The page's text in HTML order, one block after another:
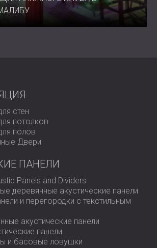
не плавится, не деформируется
тепла
выбросов опасных газов
подходит для
и архитектурные применения
и морские интерьеры
и вентиляции
изоляция воздуховодов и
мощности
звука с
стен
потолков
полов
Двери
ПАНЕЛИ
Panels and Dividers
деревянные акустические панели
и перегородки с текстильным
акустические панели
панели
и басовые ловушки